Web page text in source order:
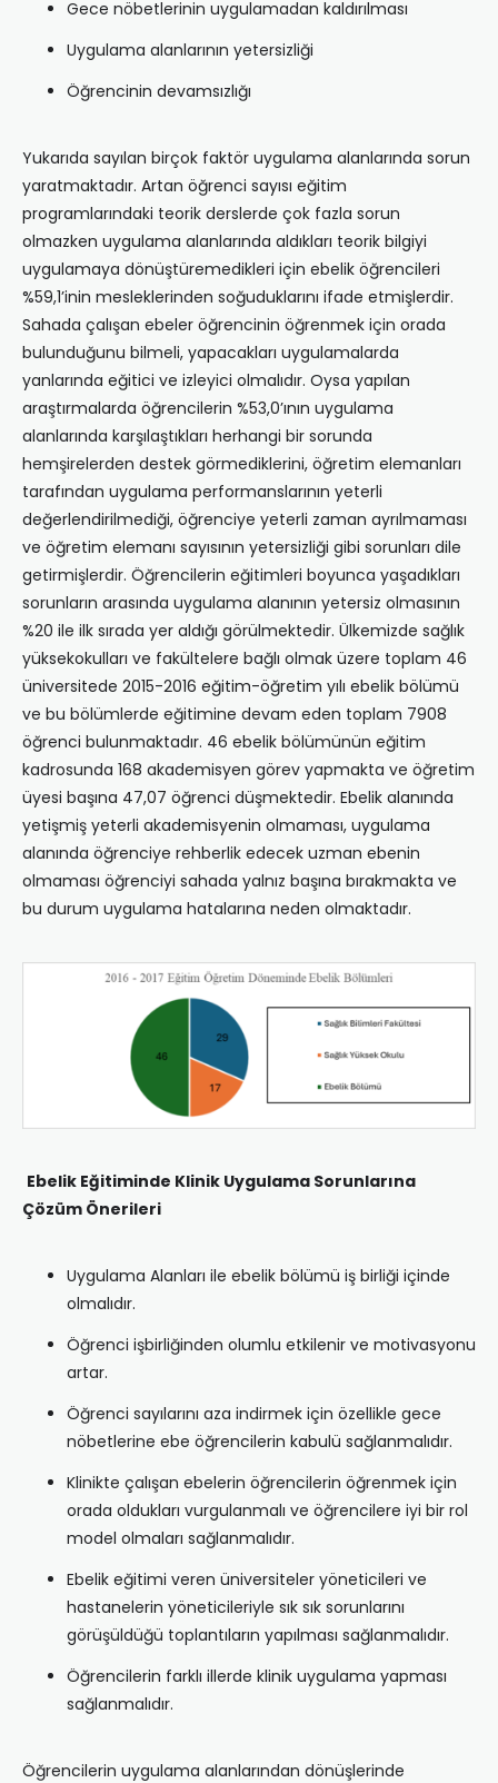
Gece nöbetlerinin uygulamadan kaldırılması
Uygulama alanlarının yetersizliği
Öğrencinin devamsızlığı
Yukarıda sayılan birçok faktör uygulama alanlarında sorun
yaratmaktadır. Artan öğrenci sayısı eğitim
programlarındaki teorik derslerde çok fazla sorun
olmazken uygulama alanlarında aldıkları teorik bilgiyi
uygulamaya dönüştüremedikleri için ebelik öğrencileri
%59,1’inin mesleklerinden soğuduklarını ifade etmişlerdir.
Sahada çalışan ebeler öğrencinin öğrenmek için orada
bulunduğunu bilmeli, yapacakları uygulamalarda
yanlarında eğitici ve izleyici olmalıdır. Oysa yapılan
araştırmalarda öğrencilerin %53,0’ının uygulama
alanlarında karşılaştıkları herhangi bir sorunda
hemşirelerden destek görmediklerini, öğretim elemanları
tarafından uygulama performanslarının yeterli
değerlendirilmediği, öğrenciye yeterli zaman ayrılmaması
ve öğretim elemanı sayısının yetersizliği gibi sorunları dile
getirmişlerdir. Öğrencilerin eğitimleri boyunca yaşadıkları
sorunların arasında uygulama alanının yetersiz olmasının
%20 ile ilk sırada yer aldığı görülmektedir. Ülkemizde sağlık
yüksekokulları ve fakültelere bağlı olmak üzere toplam 46
üniversitede 2015-2016 eğitim-öğretim yılı ebelik bölümü
ve bu bölümlerde eğitimine devam eden toplam 7908
öğrenci bulunmaktadır. 46 ebelik bölümünün eğitim
kadrosunda 168 akademisyen görev yapmakta ve öğretim
üyesi başına 47,07 öğrenci düşmektedir. Ebelik alanında
yetişmiş yeterli akademisyenin olmaması, uygulama
alanında öğrenciye rehberlik edecek uzman ebenin
olmaması öğrenciyi sahada yalnız başına bırakmakta ve
bu durum uygulama hatalarına neden olmaktadır.
Ebelik Eğitiminde Klinik Uygulama Sorunlarına
Çözüm Önerileri
Uygulama Alanları ile ebelik bölümü iş birliği içinde
olmalıdır.
Öğrenci işbirliğinden olumlu etkilenir ve motivasyonu
artar.
Öğrenci sayılarını aza indirmek için özellikle gece
nöbetlerine ebe öğrencilerin kabulü sağlanmalıdır.
Klinikte çalışan ebelerin öğrencilerin öğrenmek için
orada oldukları vurgulanmalı ve öğrencilere iyi bir rol
model olmaları sağlanmalıdır.
Ebelik eğitimi veren üniversiteler yöneticileri ve
hastanelerin yöneticileriyle sık sık sorunlarını
görüşüldüğü toplantıların yapılması sağlanmalıdır.
Öğrencilerin farklı illerde klinik uygulama yapması
sağlanmalıdır.
Öğrencilerin uygulama alanlarından dönüşlerinde